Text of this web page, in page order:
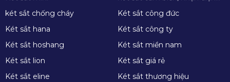
khuôn mặt
két sắt chống cháy
Két sắt công đức
Két sắt hana
Két sắt công ty
Két sắt hoshang
Két sắt miền nam
Két sắt lion
Két sắt giá rẻ
Két sắt eline
Két sắt thương hiệu